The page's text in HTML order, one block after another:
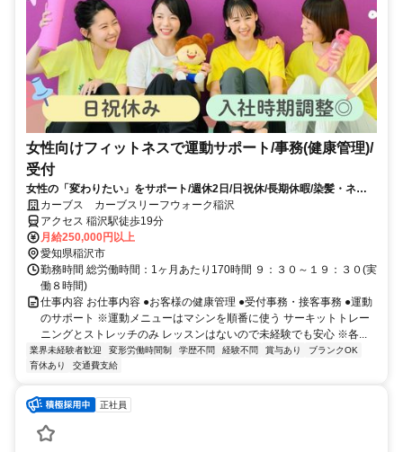
女性向けフィットネスで運動サポート/事務(健康管理)/
受付
女性の「変わりたい」をサポート/週休2日/日祝休/長期休暇/染髪・ネイ
ルOK※規定内
カーブス カーブスリーフウォーク稲沢
アクセス 稲沢駅徒歩19分
月給250,000円以上
愛知県稲沢市
勤務時間 総労働時間：1ヶ月あたり170時間 ９：３０～１９：３０(実
働８時間)
仕事内容 お仕事内容 ●お客様の健康管理 ●受付事務・接客事務 ●運動
のサポート ※運動メニューはマシンを順番に使う サーキットトレー
ニングとストレッチのみ レッスンはないので未経験でも安心 ※各...
業界未経験者歓迎 変形労働時間制 学歴不問 経験不問 賞与あり
ブランクOK
育休あり
交通費支給
正社員